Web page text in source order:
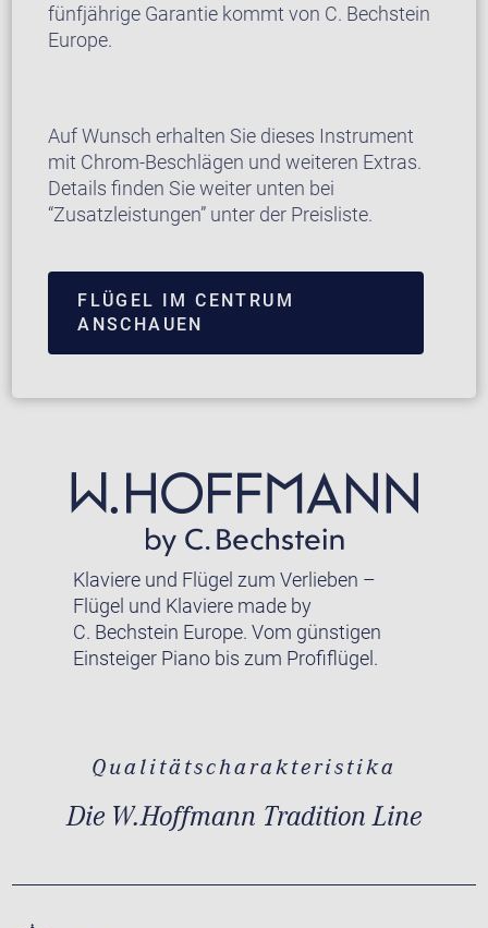
fünfjährige Garantie kommt von C. Bechstein
Europe.
Auf Wunsch erhalten Sie dieses Instrument
mit Chrom-Beschlägen und weiteren Extras.
Details finden Sie weiter unten bei
“Zusatzleistungen” unter der Preisliste.
FLÜGEL IM CENTRUM
ANSCHAUEN
Klaviere und Flügel zum Verlieben –
Flügel und Klaviere made by
C. Bechstein Europe. Vom günstigen
Einsteiger Piano bis zum Profiflügel.
Qualitätscharakteristika
Die W.Hoffmann Tradition Line